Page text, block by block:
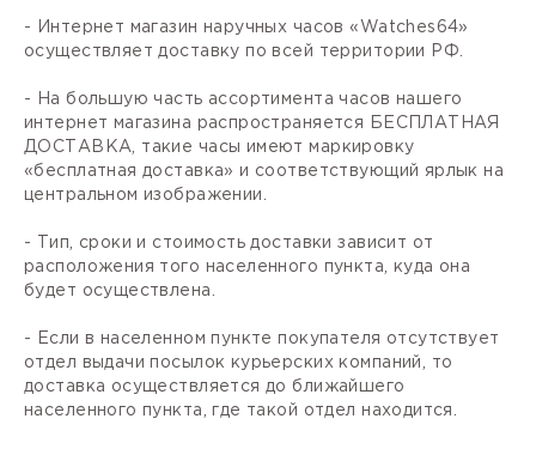
- Интернет магазин наручных часов «Watches64»
осуществляет доставку по всей территории РФ.
- На большую часть ассортимента часов нашего
интернет магазина распространяется БЕСПЛАТНАЯ
ДОСТАВКА, такие часы имеют маркировку
«бесплатная доставка» и соответствующий ярлык на
центральном изображении.
- Тип, сроки и стоимость доставки зависит от
расположения того населенного пункта, куда она
будет осуществлена.
- Если в населенном пункте покупателя отсутствует
отдел выдачи посылок курьерских компаний, то
доставка осуществляется до ближайшего
населенного пункта, где такой отдел находится.